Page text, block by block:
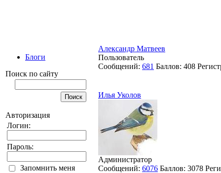
Блоги
Поиск по сайту
Авторизация
Логин:
Пароль:
Запомнить меня
Александр Матвеев
Пользователь
Сообщений: 681 Баллов: 408
Илья Уколов
Администратор
Сообщений: 6076 Баллов: 3078